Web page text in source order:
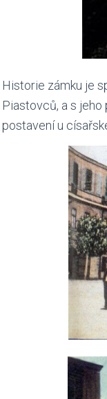
Historie zámku je
Piastovců, a s
postavení u